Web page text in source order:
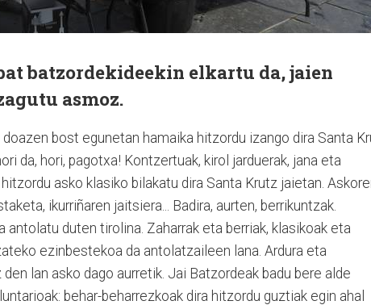
batzordekideekin elkartu da, jaien
asmoz.
bost egunetan hamaika hitzordu izango dira Santa
da, hori, pagotxa! Kontzertuak, kirol jarduerak, jana eta
asko klasiko bilakatu dira Santa Krutz jaietan.
ikurriñaren jaitsiera... Badira, aurten, berrikuntzak.
antolatu duten tirolina. Zaharrak eta berriak, klasikoak eta
ezinbestekoa da antolatzaileen lana. Ardura eta
lan asko dago aurretik. Jai Batzordeak badu bere alde
behar-beharrezkoak dira hitzordu guztiak egin ahal